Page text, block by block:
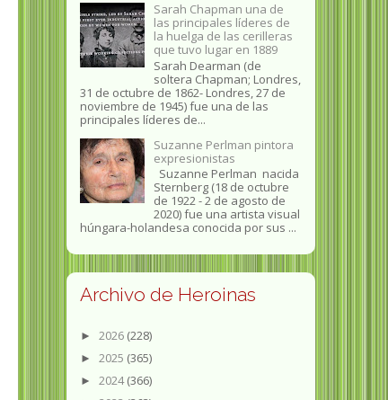
Sarah Chapman una de
las principales líderes de
la huelga de las cerilleras
que tuvo lugar en 1889
Sarah Dearman (de
soltera Chapman; Londres,
31 de octubre de 1862​- Londres, 27 de
noviembre de 1945)​ fue una de las
principales líderes de...
Suzanne Perlman pintora
expresionistas
Suzanne Perlman nacida
Sternberg (18 de octubre
de 1922 - 2 de agosto de
2020) fue una artista visual
húngara-holandesa conocida por sus ...
Archivo de Heroinas
► 2026 (228)
► 2025 (365)
► 2024(366)